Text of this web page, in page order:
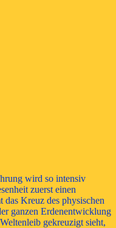
wird so intensiv
zuerst einen
Kreuz des physischen
ganzen Erdenentwicklung
gekreuzigt sieht,